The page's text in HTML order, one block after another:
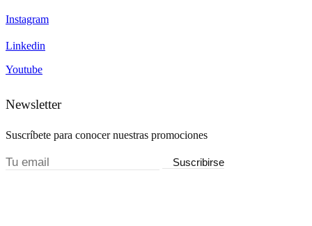
Instagram
Linkedin
Youtube
Newsletter
Suscríbete para conocer nuestras promociones
Suscribirse